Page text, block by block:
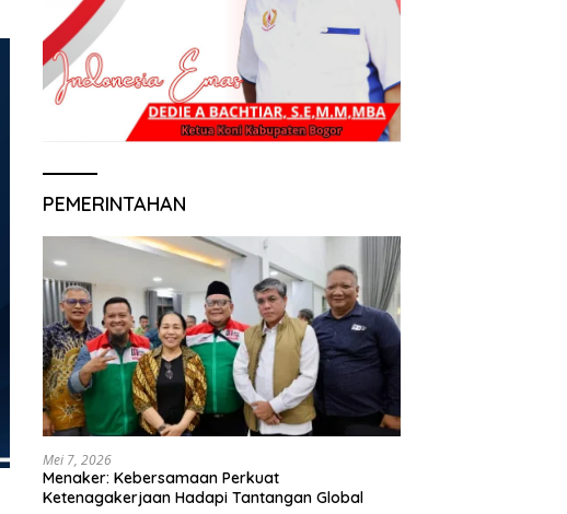
PEMERINTAHAN
Mei 7, 2026
Menaker: Kebersamaan Perkuat
Ketenagakerjaan Hadapi Tantangan Global